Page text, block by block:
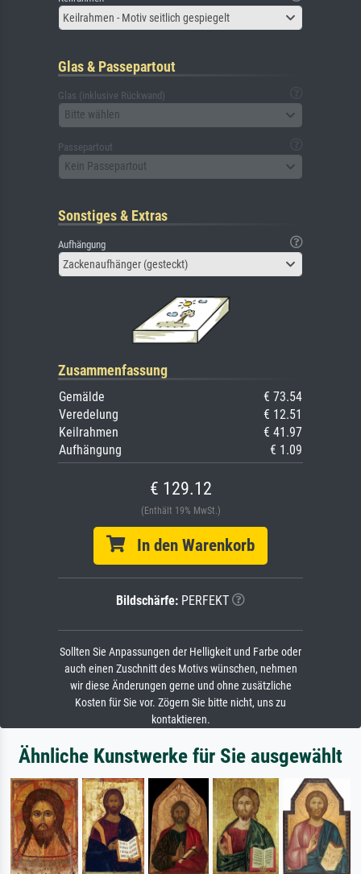
Keilrahmen - Motiv seitlich gespiegelt
Glas & Passepartout
Glas (inklusive Rückwand)
Bitte wählen
Passepartout
Kein Passepartout
Sonstiges & Extras
Aufhängung
Zackenaufhänger (gesteckt)
Zusammenfassung
Gemälde
€ 73.54
Veredelung
€ 12.51
Keilrahmen
€ 41.97
Aufhängung
€ 1.09
€ 129.12
(Enthält 19% MwSt.)
In den Warenkorb
Bildschärfe: PERFEKT
Sollten Sie Anpassungen der Helligkeit und Farbe oder
auch einen Zuschnitt des Motivs wünschen, nehmen
wir diese Änderungen gerne und ohne zusätzliche
Kosten für Sie vor. Zögern Sie bitte nicht, uns zu
kontaktieren.
Ähnliche Kunstwerke für Sie ausgewählt